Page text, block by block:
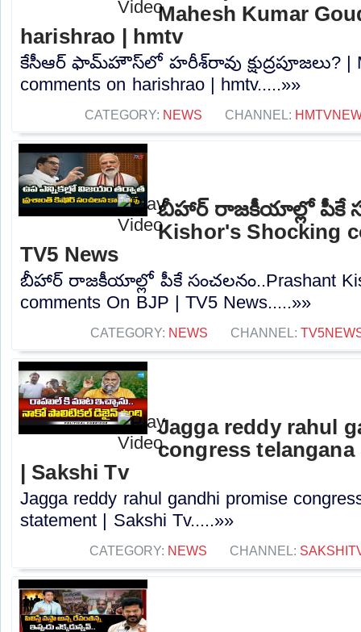
Mahesh Kumar
harishrao | hmtv
కేసీఆర్ ఫామ్‌హౌస్‌లో హరీశ్‌రావు క్షుద్రపూజలు? |
comments on harishrao | hmtv.....»»
CATEGORY: NEWS CHANNEL:
బీహార్ రాజకీయాల్లో పీకే
Kishor's Shocking
TV5 News
బీహార్ రాజకీయాల్లో పీకే సంచలనం..Prashant
comments On BJP | TV5 News.....»»
CATEGORY: NEWS CHANNEL:
Jagga reddy rahul
congress
| Sakshi Tv
Jagga reddy rahul gandhi promise
statement | Sakshi Tv.....»»
CATEGORY: NEWS CHANNEL: